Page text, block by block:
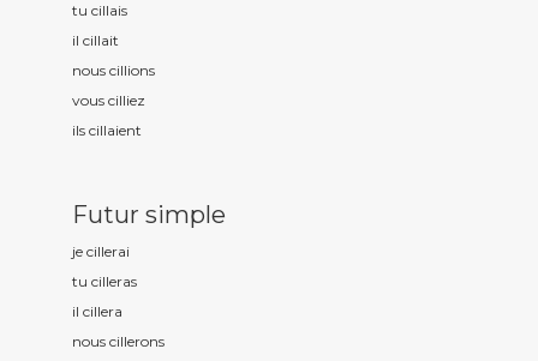
tu cillais
il cillait
nous cillions
vous cilliez
ils cillaient
Futur simple
je cillerai
tu cilleras
il cillera
nous cillerons